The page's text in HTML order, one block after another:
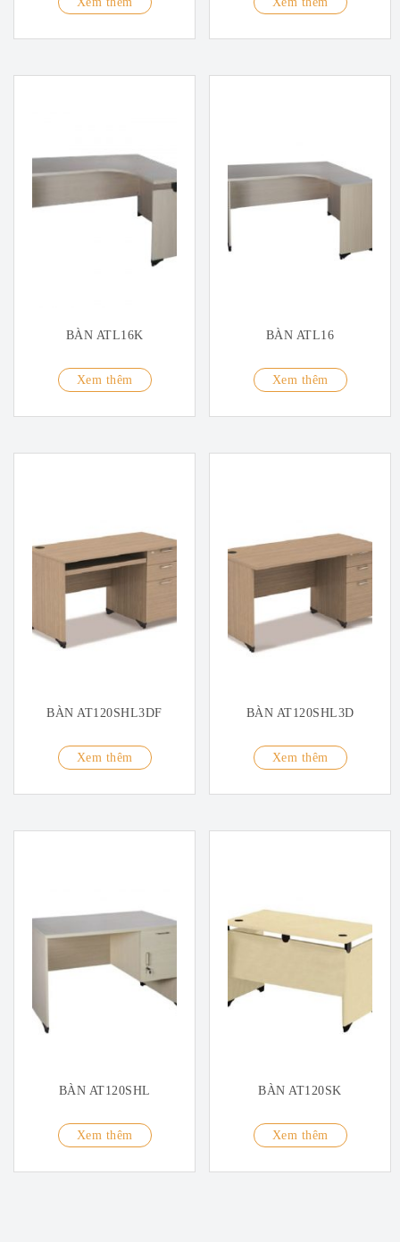
BÀN ATL16K
Xem thêm
BÀN ATL16
Xem thêm
BÀN AT120SHL3DF
Xem thêm
BÀN AT120SHL3D
Xem thêm
BÀN AT120SHL
Xem thêm
BÀN AT120SK
Xem thêm